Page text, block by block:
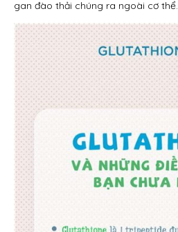
gan đào thải chúng ra ngoài cơ thể.